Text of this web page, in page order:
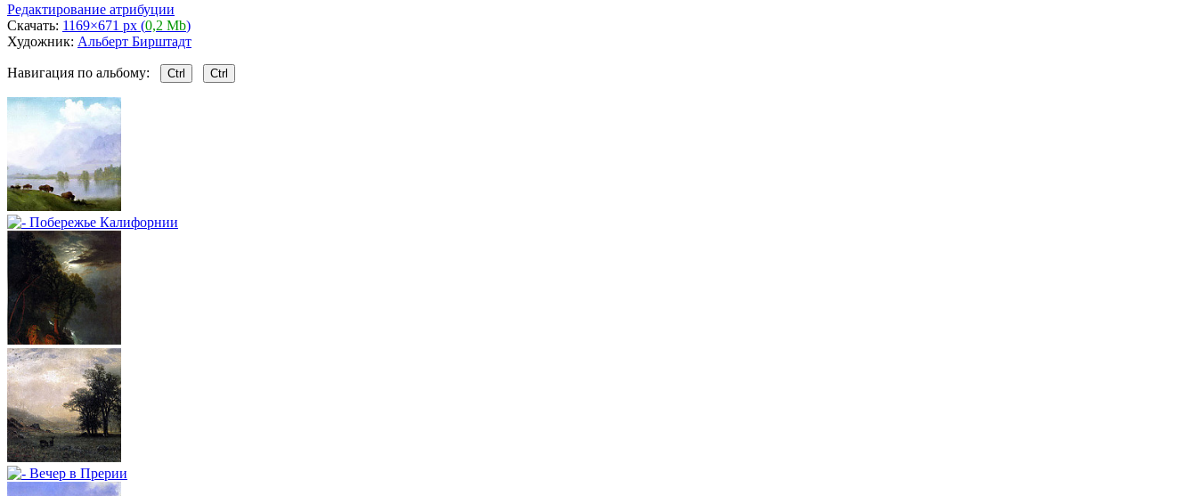
Редактирование атрибуции
Скачать: 1169×671 px (0,2 Mb)
Художник: Альберт Бирштадт
Навигация по альбому: Ctrl Ctrl